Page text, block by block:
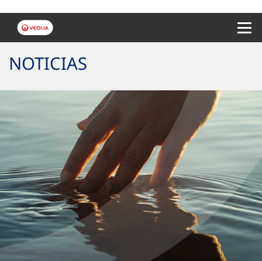
NOTICIAS